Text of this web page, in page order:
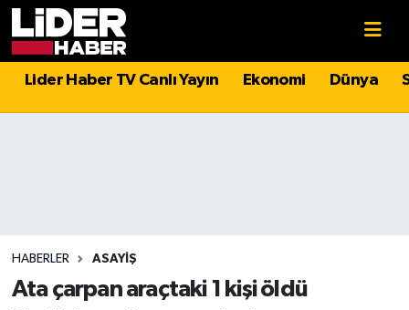
Lider Haber TV Canlı Yayın Ekonomi Dünya
HABERLER ASAYIŞ
Ata çarpan araçtaki 1 kişi öldü
Politika
Magazin
Spor
Hava Durumu
Süper Lig Puan Durumu ve Fikstür
Tüm Manşetler